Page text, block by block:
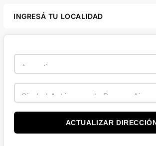
INGRESÁ TU LOCALIDAD
ACTUALIZAR